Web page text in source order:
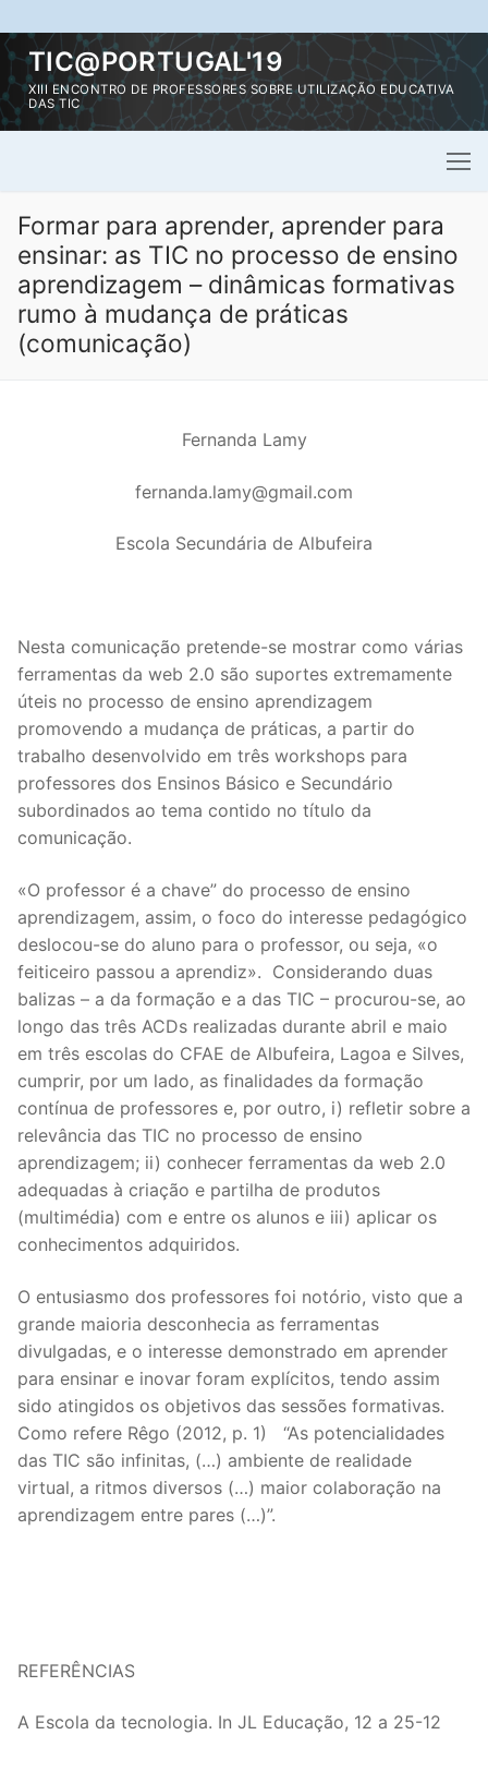
Saltar
para
conteúdo
TIC@PORTUGAL'19
XIII ENCONTRO DE PROFESSORES SOBRE UTILIZAÇÃO EDUCATIVA
DAS TIC
Formar para aprender, aprender para
ensinar: as TIC no processo de ensino
aprendizagem – dinâmicas formativas
rumo à mudança de práticas
(comunicação)
Fernanda Lamy
fernanda.lamy@gmail.com
Escola Secundária de Albufeira
Nesta comunicação pretende-se mostrar como várias
ferramentas da web 2.0 são suportes extremamente
úteis no processo de ensino aprendizagem
promovendo a mudança de práticas, a partir do
trabalho desenvolvido em três workshops para
professores dos Ensinos Básico e Secundário
subordinados ao tema contido no título da
comunicação.
«O professor é a chave” do processo de ensino
aprendizagem, assim, o foco do interesse pedagógico
deslocou-se do aluno para o professor, ou seja, «o
feiticeiro passou a aprendiz». Considerando duas
balizas – a da formação e a das TIC – procurou-se, ao
longo das três ACDs realizadas durante abril e maio
em três escolas do CFAE de Albufeira, Lagoa e Silves,
cumprir, por um lado, as finalidades da formação
contínua de professores e, por outro, i) refletir sobre a
relevância das TIC no processo de ensino
aprendizagem; ii) conhecer ferramentas da web 2.0
adequadas à criação e partilha de produtos
(multimédia) com e entre os alunos e iii) aplicar os
conhecimentos adquiridos.
O entusiasmo dos professores foi notório, visto que a
grande maioria desconhecia as ferramentas
divulgadas, e o interesse demonstrado em aprender
para ensinar e inovar foram explícitos, tendo assim
sido atingidos os objetivos das sessões formativas.
Como refere Rêgo (2012, p. 1) “As potencialidades
das TIC são infinitas, (…) ambiente de realidade
virtual, a ritmos diversos (…) maior colaboração na
aprendizagem entre pares (…)”.
REFERÊNCIAS
A Escola da tecnologia. In JL Educação, 12 a 25-12